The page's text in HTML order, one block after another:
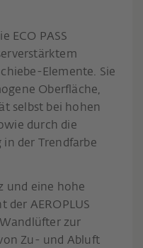
ECO PASS
Elemente. Sie
Oberfläche,
selbst bei hohen
durch die
der Trendfarbe
und eine hohe
AEROPLUS
zur
Zu- und Abluft